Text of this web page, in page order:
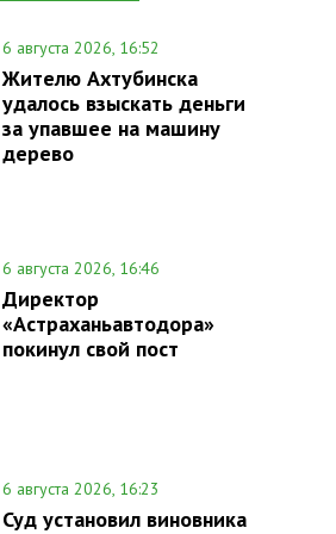
6 августа 2026, 16:52
Жителю Ахтубинска
удалось взыскать деньги
за упавшее на машину
дерево
6 августа 2026, 16:46
Директор
«Астраханьавтодора»
покинул свой пост
6 августа 2026, 16:23
Суд установил виновника